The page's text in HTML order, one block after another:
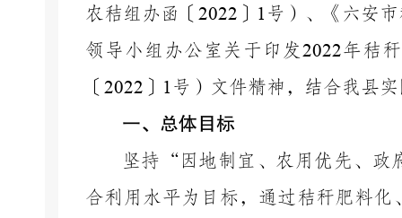
农秸组办函〔2022 〕 1 号）、《六安
领导小组办公室关于印发2022年秸
〔 2022 〕 1 号）文件精神，结合我县
一、 总体 目标
坚持 “因地制宜、农用优先、
合利用水平为目标，通过秸秆肥料